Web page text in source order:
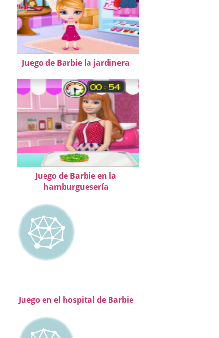
Juego de Barbie la jardinera
Juego de Barbie en la
hamburguesería
Juego en el hospital de Barbie